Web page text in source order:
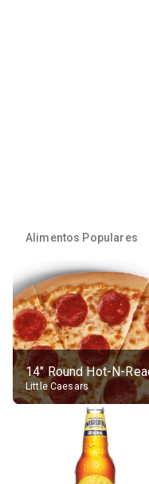
Alimentos Populares
Little Caesars